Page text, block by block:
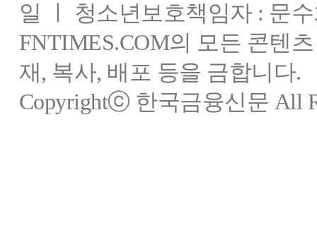
일 ㅣ 청소년보호책임자 : 문
FNTIMES.COM의 모든 콘텐
재, 복사, 배포 등을 금합니다.
Copyrightⓒ 한국금융신문 All